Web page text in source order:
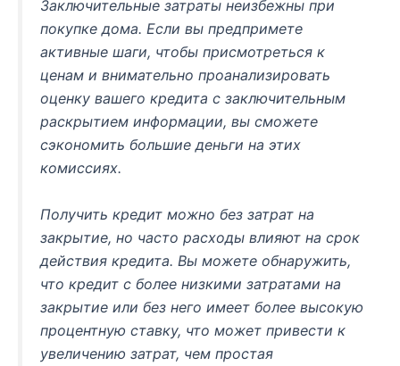
Заключительные затраты неизбежны при
покупке дома. Если вы предпримете
активные шаги, чтобы присмотреться к
ценам и внимательно проанализировать
оценку вашего кредита с заключительным
раскрытием информации, вы сможете
сэкономить большие деньги на этих
комиссиях.
Получить кредит можно без затрат на
закрытие, но часто расходы влияют на срок
действия кредита. Вы можете обнаружить,
что кредит с более низкими затратами на
закрытие или без него имеет более высокую
процентную ставку, что может привести к
увеличению затрат, чем простая